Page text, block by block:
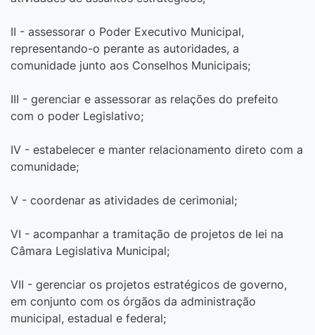
II - assessorar o Poder Executivo Municipal,
representando-o perante as autoridades, a
comunidade junto aos Conselhos Municipais;
III - gerenciar e assessorar as relações do prefeito
com o poder Legislativo;
IV - estabelecer e manter relacionamento direto com a
comunidade;
V - coordenar as atividades de cerimonial;
VI - acompanhar a tramitação de projetos de lei na
Câmara Legislativa Municipal;
VII - gerenciar os projetos estratégicos de governo,
em conjunto com os órgãos da administração
municipal, estadual e federal;